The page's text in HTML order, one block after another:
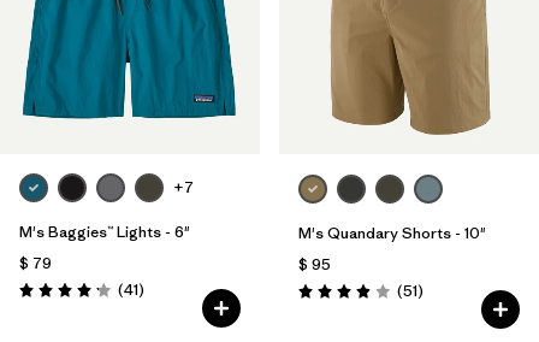
+7
M's Baggies™ Lights - 6"
$ 79
Valoración: 4.1 / 5
(41Comentarios
)
M's Quandary Shorts - 10"
$ 95
Valoración: 3.9 / 5
(51Comentarios
)